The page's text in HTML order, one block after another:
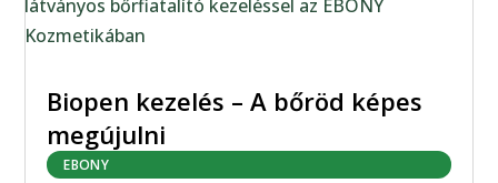
Biopen kezelés – A bőröd képes
megújulni
EBONY